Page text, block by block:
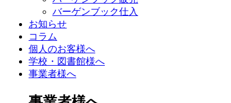
バーゲンブック仕入
お知らせ
コラム
個人のお客様へ
学校・図書館様へ
事業者様へ